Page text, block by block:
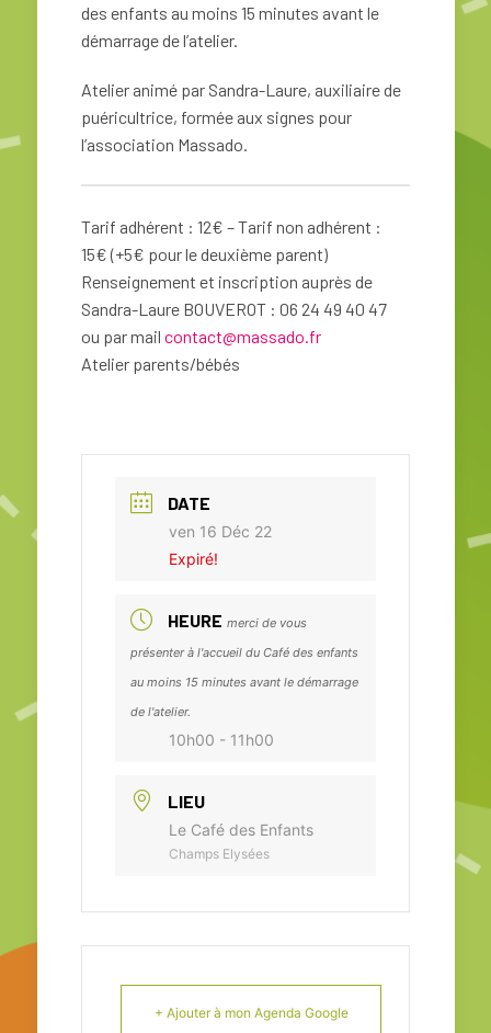
des enfants au moins 15 minutes avant le
démarrage de l’atelier.
Atelier animé par Sandra-Laure, auxiliaire de
puéricultrice, formée aux signes pour
l’association Massado.
Tarif adhérent : 12€ – Tarif non adhérent :
15€ (+5€ pour le deuxième parent)
Renseignement et inscription auprès de
Sandra-Laure BOUVEROT : 06 24 49 40 47
ou par mail contact@massado.fr
Atelier parents/bébés
DATE
ven 16 Déc 22
Expiré!
HEURE merci de vous
présenter à l'accueil du Café des enfants
au moins 15 minutes avant le démarrage
de l'atelier.
10h00 - 11h00
LIEU
Le Café des Enfants
Champs Elysées
+ Ajouter à mon Agenda Google